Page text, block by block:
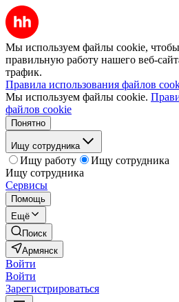
Мы используем файлы cookie, чтобы
правильную работу нашего веб-
трафик.
Правила использования файлов
Мы используем файлы cookie.
файлов cookie
Понятно
Ищу сотрудника
Ищу работу
Ищу сотрудника
Ищу сотрудника
Сервисы
Помощь
Ещё
Поиск
Армянск
Войти
Войти
Зарегистрироваться